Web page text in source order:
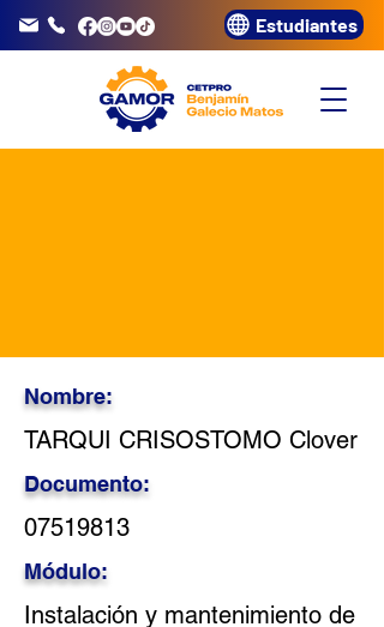
3320072 Estudiantes
Nombre:
TARQUI CRISOSTOMO Clover
Documento:
07519813
Módulo:
Instalación y mantenimiento de